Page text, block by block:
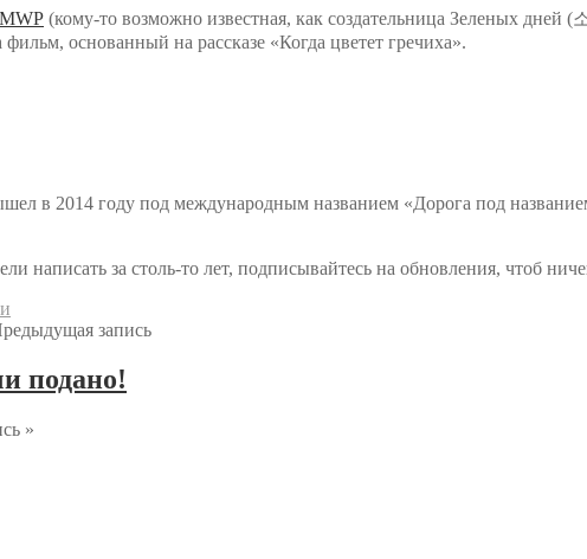
(кому-то возможно известная, как создательница Зеленых дней
основанный на рассказе «Когда цветет гречиха».
в 2014 году под международным названием «Дорога под
написать за столь-то лет, подписывайтесь на обновления, чтоб
запись
подано!
»